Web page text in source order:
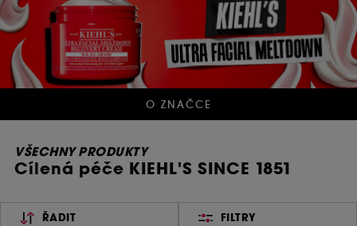
O ZNAČCE
VŠECHNY PRODUKTY
Cílená péče KIEHL'S SINCE 1851
ŘADIT FILTRY